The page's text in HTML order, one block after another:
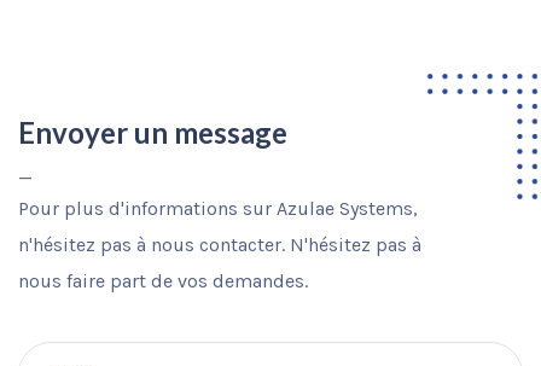
Envoyer un message
_
Pour plus d'informations sur Azulae Systems,
n'hésitez pas à nous contacter. N'hésitez pas à
nous faire part de vos demandes.